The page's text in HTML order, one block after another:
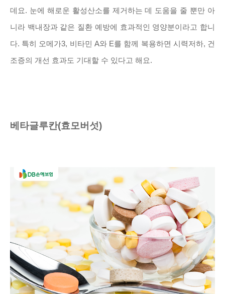
데요. 눈에 해로운 활성산소를 제거하는 데 도움을 줄 뿐만 아
니라 백내장과 같은 질환 예방에 효과적인 영양분이라고 합니
다. 특히 오메가3, 비타민 A와 E를 함께 복용하면 시력저하, 건
조증의 개선 효과도 기대할 수 있다고 해요.
베타글루칸(효모버섯)